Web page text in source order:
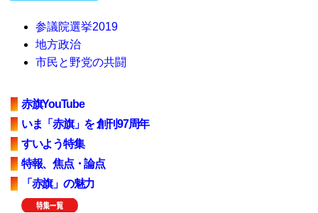
参議院選挙2019
地方政治
市民と野党の共闘
赤旗YouTube
いま「赤旗」を 創刊97周年
すいよう特集
特報、焦点・論点
「赤旗」の魅力